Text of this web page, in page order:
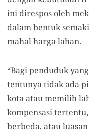
ini direspos oleh
dalam bentuk
mahal harga lahan.
“Bagi penduduk
tentunya tidak ada
kota atau memilih
kompensasi
berbeda, atau